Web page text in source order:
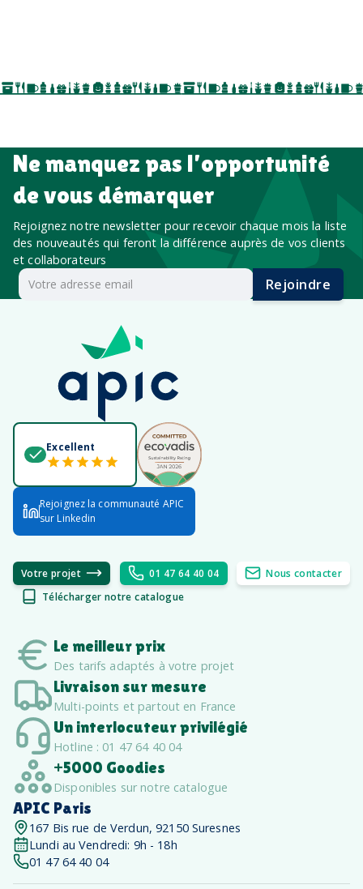
salon professionnel
Ne manquez pas l’opportunité
de vous démarquer
Rejoignez notre newsletter pour recevoir chaque mois la liste
des nouveautés qui feront la différence auprès de vos clients
et collaborateurs
Rejoindre
Excellent
Rejoignez la communauté APIC
sur Linkedin
Votre projet 01 47 64 40 04
Nous contacter
Télécharger notre catalogue
Le meilleur prix
Des tarifs adaptés à votre projet
Livraison sur mesure
Multi-points et partout en France
Un interlocuteur privilégié
Hotline : 01 47 64 40 04
+5000 Goodies
Disponibles sur notre catalogue
APIC Paris
167 Bis rue de Verdun, 92150 Suresnes
Lundi au Vendredi: 9h - 18h
01 47 64 40 04